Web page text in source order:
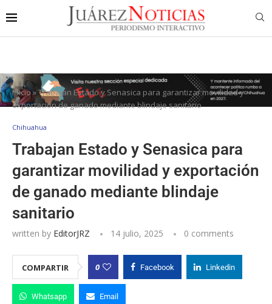
Inicio»Trabajan Estado y Senasica para garantizar movilidad y
exportación de ganado mediante blindaje sanitario
Chihuahua
Trabajan Estado y Senasica para
garantizar movilidad y exportación
de ganado mediante blindaje
sanitario
written by EditorJRZ 14 julio, 2025 0 comments
COMPARTIR 0 Facebook Linkedin
Whatsapp Email